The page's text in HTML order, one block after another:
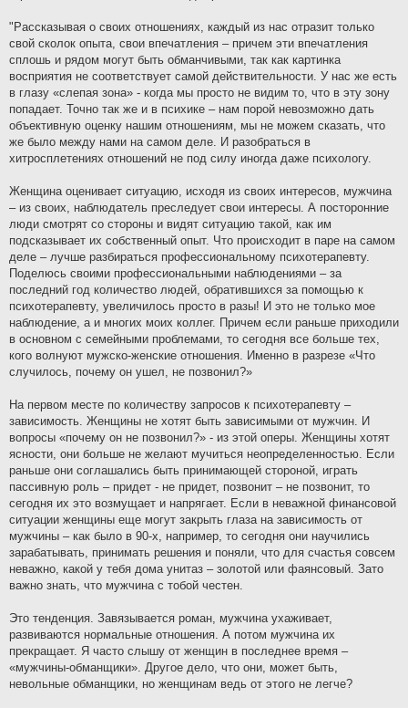
"Рассказывая о своих отношениях, каждый из нас отразит только
свой сколок опыта, свои впечатления – причем эти впечатления
сплошь и рядом могут быть обманчивыми, так как картинка
восприятия не соответствует самой действительности. У нас же есть
в глазу «слепая зона» - когда мы просто не видим то, что в эту зону
попадает. Точно так же и в психике – нам порой невозможно дать
объективную оценку нашим отношениям, мы не можем сказать, что
же было между нами на самом деле. И разобраться в
хитросплетениях отношений не под силу иногда даже психологу.
Женщина оценивает ситуацию, исходя из своих интересов, мужчина
– из своих, наблюдатель преследует свои интересы. А посторонние
люди смотрят со стороны и видят ситуацию такой, как им
подсказывает их собственный опыт. Что происходит в паре на самом
деле – лучше разбираться профессиональному психотерапевту.
Поделюсь своими профессиональными наблюдениями – за
последний год количество людей, обратившихся за помощью к
психотерапевту, увеличилось просто в разы! И это не только мое
наблюдение, а и многих моих коллег. Причем если раньше приходили
в основном с семейными проблемами, то сегодня все больше тех,
кого волнуют мужско-женские отношения. Именно в разрезе «Что
случилось, почему он ушел, не позвонил?»
На первом месте по количеству запросов к психотерапевту –
зависимость. Женщины не хотят быть зависимыми от мужчин. И
вопросы «почему он не позвонил?» - из этой оперы. Женщины хотят
ясности, они больше не желают мучиться неопределенностью. Если
раньше они соглашались быть принимающей стороной, играть
пассивную роль – придет - не придет, позвонит – не позвонит, то
сегодня их это возмущает и напрягает. Если в неважной финансовой
ситуации женщины еще могут закрыть глаза на зависимость от
мужчины – как было в 90-х, например, то сегодня они научились
зарабатывать, принимать решения и поняли, что для счастья совсем
неважно, какой у тебя дома унитаз – золотой или фаянсовый. Зато
важно знать, что мужчина с тобой честен.
Это тенденция. Завязывается роман, мужчина ухаживает,
развиваются нормальные отношения. А потом мужчина их
прекращает. Я часто слышу от женщин в последнее время –
«мужчины-обманщики». Другое дело, что они, может быть,
невольные обманщики, но женщинам ведь от этого не легче?